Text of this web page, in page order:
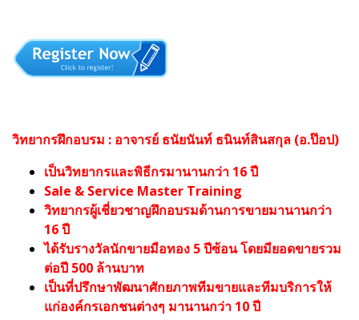
วิทยากรฝึกอบรม : อาจารย์ ธนัยนันท์ ธนินท์สินสกุล (อ.ป๊อป)
เป็นวิทยากรและพิธีกรมานานกว่า 16 ปี
Sale & Service Master Training
วิทยากรผู้เชี่ยวชาญฝึกอบรมด้านการขายมานานกว่า
16 ปี
ได้รับรางวัลนักขายมือทอง 5 ปีซ้อน โดยมียอดขายรวม
ต่อปี 500 ล้านบาท
เป็นที่ปรึกษาพัฒนาศักยภาพทีมขายและทีมบริการให้
แก่องค์กรเอกชนต่างๆ มานานกว่า 10 ปี